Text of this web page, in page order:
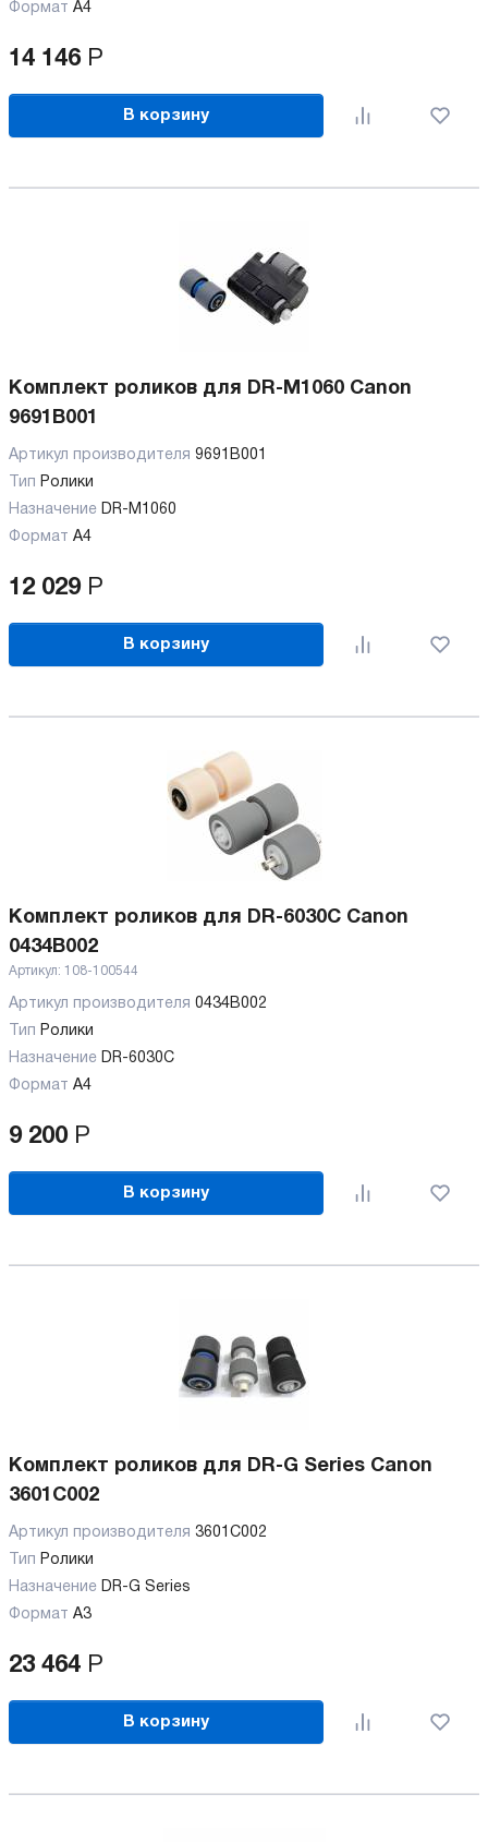
Формат А4
14 146 Р
В корзину
Комплект роликов для DR-M1060 Canon
9691B001
Артикул производителя 9691B001
Тип Ролики
Назначение DR-M1060
Формат А4
12 029 Р
В корзину
Комплект роликов для DR-6030C Canon
0434B002
Артикул: 108-100544
Артикул производителя 0434B002
Тип Ролики
Назначение DR-6030C
Формат А4
9 200 Р
В корзину
Комплект роликов для DR-G Series Canon
3601C002
Артикул производителя 3601C002
Тип Ролики
Назначение DR-G Series
Формат А3
23 464 Р
В корзину